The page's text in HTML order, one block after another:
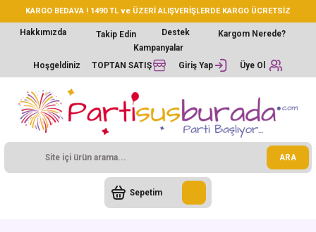
KARGO BEDAVA ! 1490 TL ve ÜZERİ ALIŞVERİŞLERDE KARGO ÜCRETSİZ
Hakkımızda Takip Edin Destek
Kargom Nerede?
Kampanyalar
Hoşgeldiniz
TOPTAN SATIŞ Giriş Yap Üye Ol
ARA
Sepetim